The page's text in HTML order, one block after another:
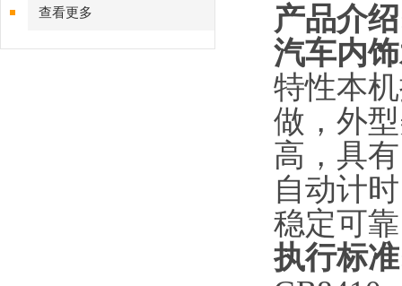
查看更多
产品介
汽车内
特性本
做，外
高，具
自动计
稳定可
执行标